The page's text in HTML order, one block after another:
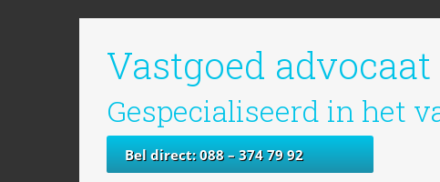
Vastgoed
Gespecialiseerd in het
Bel direct: 088 – 374 79 92